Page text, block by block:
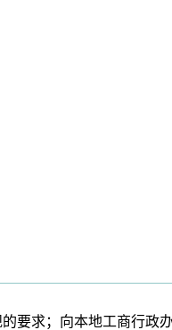
求；向本地工商行政